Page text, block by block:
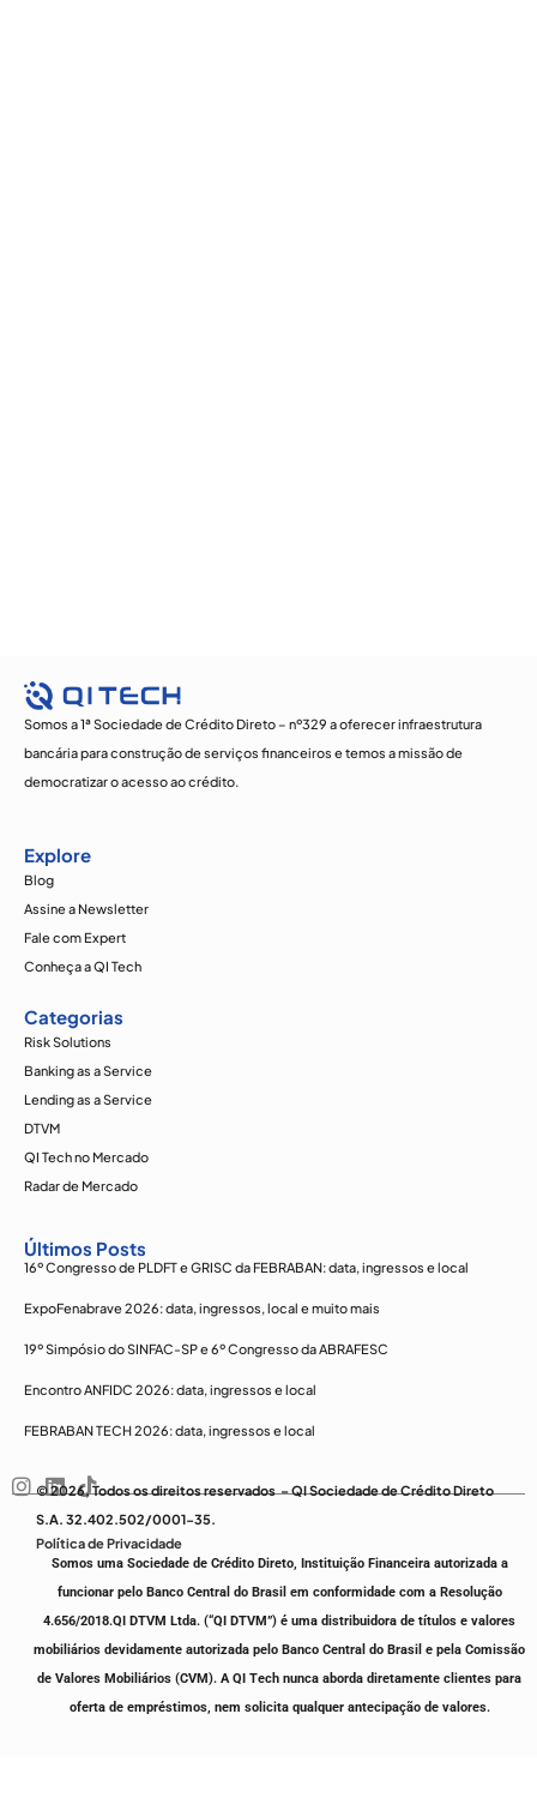
Somos a 1ª Sociedade de Crédito Direto – nº329 a oferecer infraestrutura
bancária para construção de serviços financeiros e temos a missão de
democratizar o acesso ao crédito.
Explore
Blog
Assine a Newsletter
Fale com Expert
Conheça a QI Tech
Categorias
Risk Solutions
Banking as a Service
Lending as a Service
DTVM
QI Tech no Mercado
Radar de Mercado
Últimos Posts
16º Congresso de PLDFT e GRISC da FEBRABAN: data, ingressos e local
ExpoFenabrave 2026: data, ingressos, local e muito mais
19º Simpósio do SINFAC-SP e 6º Congresso da ABRAFESC
Encontro ANFIDC 2026: data, ingressos e local
FEBRABAN TECH 2026: data, ingressos e local
© 2026, Todos os direitos reservados – QI Sociedade de Crédito Direto
S.A. 32.402.502/0001-35.
Política de Privacidade
Somos uma Sociedade de Crédito Direto, Instituição Financeira autorizada a
funcionar pelo Banco Central do Brasil em conformidade com a Resolução
4.656/2018.QI DTVM Ltda. (“QI DTVM”) é uma distribuidora de títulos e valores
mobiliários devidamente autorizada pelo Banco Central do Brasil e pela Comissão
de Valores Mobiliários (CVM). A QI Tech nunca aborda diretamente clientes para
oferta de empréstimos, nem solicita qualquer antecipação de valores.